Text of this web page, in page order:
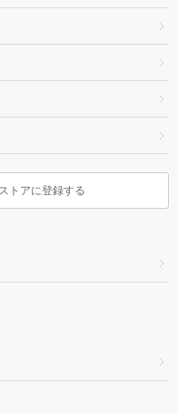
トアに登録する